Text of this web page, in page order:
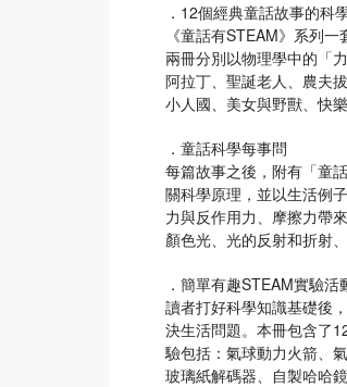
．12個經典童話故事的科
《童話有STEAM》系列
兩冊分別以物理學中的「
阿拉丁、聖誕老人、農夫
小人國、美女與野獸、快
．童話科學每事問
每篇故事之後，附有「童
關科學原理，並以生活例
力與反作用力、摩擦力帶
顏色光、光的反射和折射
．簡單有趣STEAM實驗活
讀者打好科學知識基礎後
決生活問題。本冊包含了
驗包括：氣球動力火箭、
玻璃紙解碼器、自製哈哈